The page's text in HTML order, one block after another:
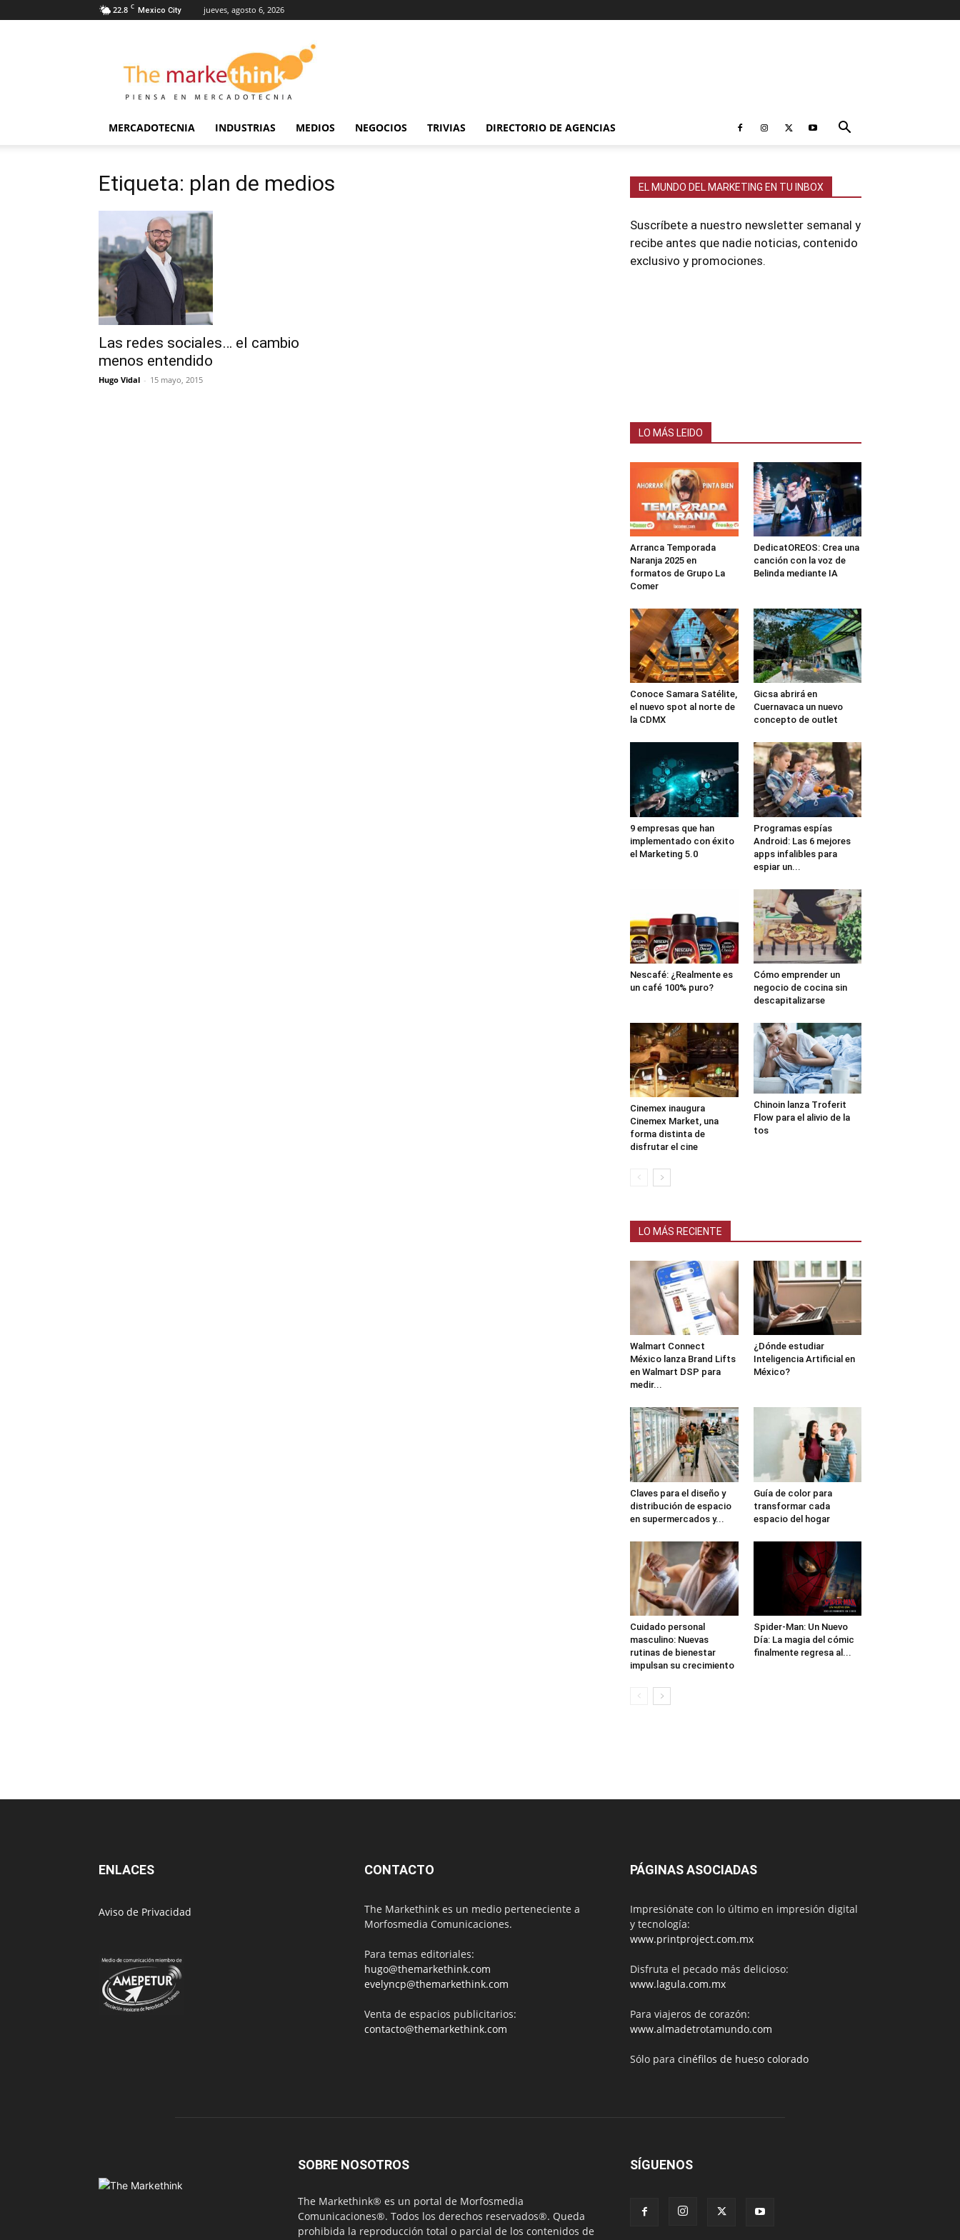
22.8 C Mexico City jueves, agosto 6, 2026
Markethink
MERCADOTECNIA INDUSTRIAS MEDIOS NEGOCIOS TRIVIAS DIRECTORIO DE AGENCIAS
Etiqueta: plan de medios
Las redes sociales… el cambio
menos entendido
Hugo Vidal - 15 mayo, 2015
EL MUNDO DEL MARKETING EN TU INBOX
Suscríbete a nuestro newsletter semanal y
recibe antes que nadie noticias, contenido
exclusivo y promociones.
LO MÁS LEIDO
Arranca Temporada
Naranja 2025 en
formatos de Grupo La
Comer
DedicatOREOS: Crea una
canción con la voz de
Belinda mediante IA
Conoce Samara Satélite,
el nuevo spot al norte de
la CDMX
Gicsa abrirá en
Cuernavaca un nuevo
concepto de outlet
9 empresas que han
implementado con éxito
el Marketing 5.0
Programas espías
Android: Las 6 mejores
apps infalibles para
espiar un...
Nescafé: ¿Realmente es
un café 100% puro?
Cómo emprender un
negocio de cocina sin
descapitalizarse
Cinemex inaugura
Cinemex Market, una
forma distinta de
disfrutar el cine
Chinoin lanza Troferit
Flow para el alivio de la
tos
LO MÁS RECIENTE
Walmart Connect
México lanza Brand Lifts
en Walmart DSP para
medir...
¿Dónde estudiar
Inteligencia Artificial en
México?
Claves para el diseño y
distribución de espacio
en supermercados y...
Guía de color para
transformar cada
espacio del hogar
Cuidado personal
masculino: Nuevas
rutinas de bienestar
impulsan su crecimiento
Spider-Man: Un Nuevo
Día: La magia del cómic
finalmente regresa al...
ENLACES
Aviso de Privacidad
CONTACTO
The Markethink es un medio perteneciente a
Morfosmedia Comunicaciones.
Para temas editoriales:
hugo@themarkethink.com
evelyncp@themarkethink.com
Venta de espacios publicitarios:
contacto@themarkethink.com
PÁGINAS ASOCIADAS
Impresiónate con lo último en impresión digital
y tecnología:
www.printproject.com.mx
Disfruta el pecado más delicioso:
www.lagula.com.mx
Para viajeros de corazón:
www.almadetrotamundo.com
Sólo para cinéfilos de hueso colorado
SOBRE NOSOTROS
The Markethink® es un portal de Morfosmedia
Comunicaciones®. Todos los derechos reservados®. Queda
prohibida la reproducción total o parcial de los contenidos de
SÍGUENOS